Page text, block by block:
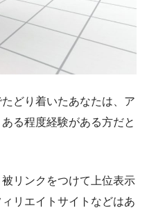
どり着いたあなたは、ア
る程度経験がある方だと
リンクをつけて上位表示
リエイトサイトなどはあ